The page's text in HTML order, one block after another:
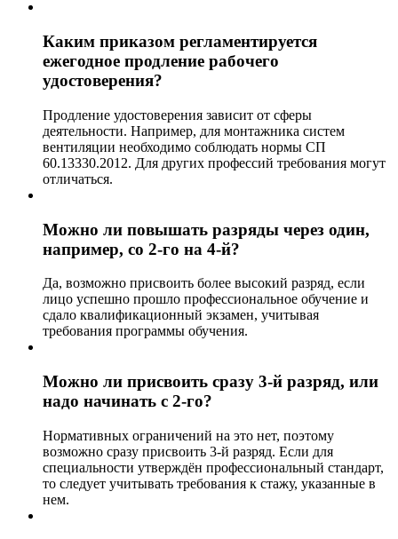
Каким приказом регламентируется
ежегодное продление рабочего
удостоверения?
Продление удостоверения зависит от сферы
деятельности. Например, для монтажника систем
вентиляции необходимо соблюдать нормы СП
60.13330.2012. Для других профессий требования могут
отличаться.
Можно ли повышать разряды через один,
например, со 2-го на 4-й?
Да, возможно присвоить более высокий разряд, если
лицо успешно прошло профессиональное обучение и
сдало квалификационный экзамен, учитывая
требования программы обучения.
Можно ли присвоить сразу 3-й разряд, или
надо начинать с 2-го?
Нормативных ограничений на это нет, поэтому
возможно сразу присвоить 3-й разряд. Если для
специальности утверждён профессиональный стандарт,
то следует учитывать требования к стажу, указанные в
нем.